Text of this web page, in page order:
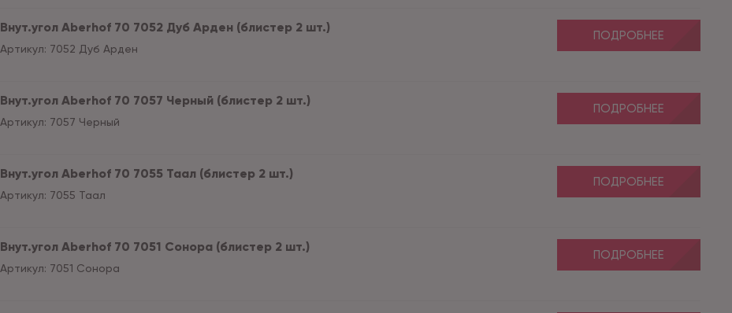
Внут.угол Aberhof 70 7052 Дуб Арден (блистер 2 шт.)
Артикул: 7052 Дуб Арден
ПОДРОБНЕЕ
Внут.угол Aberhof 70 7057 Черный (блистер 2 шт.)
Артикул: 7057 Черный
ПОДРОБНЕЕ
Внут.угол Aberhof 70 7055 Таал (блистер 2 шт.)
Артикул: 7055 Таал
ПОДРОБНЕЕ
Внут.угол Aberhof 70 7051 Сонора (блистер 2 шт.)
Артикул: 7051 Сонора
ПОДРОБНЕЕ